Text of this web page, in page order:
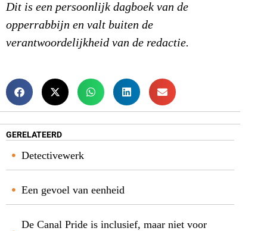
Dit is een persoonlijk dagboek van de
opperrabbijn en valt buiten de
verantwoordelijkheid van de redactie.
GERELATEERD
Detectivewerk
Een gevoel van eenheid
De Canal Pride is inclusief, maar niet voor